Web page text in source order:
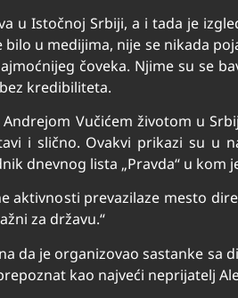
u Istočnoj Srbiji, a i tada je
u medijima, nije se nikada
čoveka. Njime su se
kredibiliteta.
Vučićem životom u
i slično. Ovakvi prikazi su u
dnevnog lista „Pravda“ u kom
prevazilaze mesto
za državu.“
da je organizovao sastanke
kao najveći neprijatelj